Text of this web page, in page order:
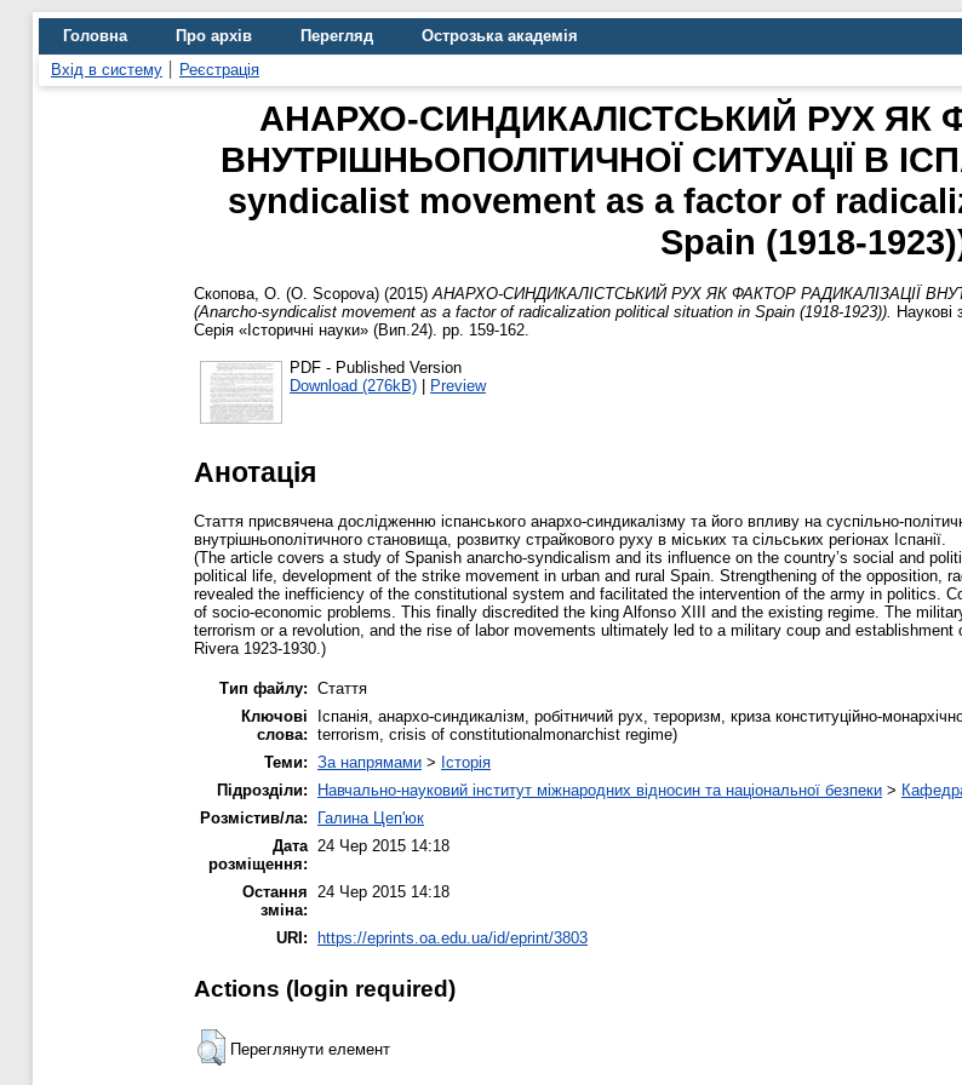
Головна Про архів Перегляд
Острозька академія
Вхід в систему
Реєстрація
АНАРХО-СИНДИКАЛІСТСЬКИЙ РУХ ЯК
ВНУТРІШНЬОПОЛІТИЧНОЇ СИТУАЦІЇ В
syndicalist movement as a factor of
Spain (1918-
Скопова, О. (О. Scopova) (2015) АНАРХО-СИНДИКАЛІСТСЬКИЙ РУХ ЯК ФАКТОР РАДИКАЛІЗАЦІЇ
(Anarcho-syndicalist movement as a factor of radicalization political situation in Spain (1918-1923)).
Наукові
Серія «Історичні науки» (Вип.24). pp. 159-162.
PDF - Published Version
Download (276kB) | Preview
Анотація
Стаття присвячена дослідженню іспанського анархо-синдикалізму та його впливу на суспільно-
внутрішньополітичного становища, розвитку страйкового руху в міських та сільських регіонах Іспанії.
(The article covers a study of Spanish anarcho-syndicalism and its influence on the country’s social and
political life, development of the strike movement in urban and rural Spain. Strengthening of the opposition,
revealed the inefficiency of the constitutional system and facilitated the intervention of the army in politics.
of socio-economic problems. This finally discredited the king Alfonso XIII and the existing regime. The
terrorism or a revolution, and the rise of labor movements ultimately led to a military coup and
Rivera 1923-1930.)
Тип файлу: Стаття
Ключові
слова:
Іспанія, анархо-синдикалізм, робітничий рух, тероризм, криза конституційно-
terrorism, crisis of constitutionalmonarchist regime)
Теми: За напрямами > Історія
Підрозділи:
Навчально-науковий інститут міжнародних відносин та національної безпеки >
Розмістив/ла:
Галина Цеп'юк
Дата
розміщення:
24 Чер 2015 14:18
Остання
зміна:
24 Чер 2015 14:18
URI: https://eprints.oa.edu.ua/id/eprint/3803
Actions (login required)
Переглянути елемент